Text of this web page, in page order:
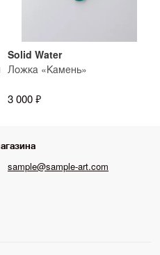
Solid Water
Ложка «Камень»
3 000 ₽
sample@sample-art.com